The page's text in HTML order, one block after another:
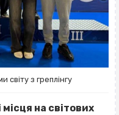
з греплінгу
на світових